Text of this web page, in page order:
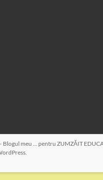
Blogul meu … pentru ZUMZĂIT
.